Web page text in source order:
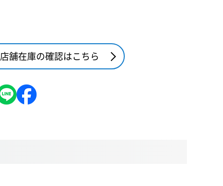
店舗在庫の確認はこちら